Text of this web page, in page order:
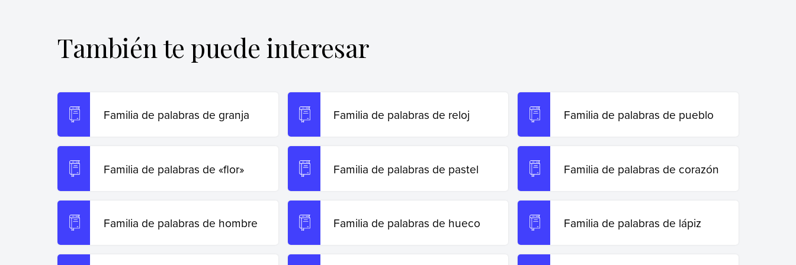
Copiar cita
También te puede interesar
Familia de palabras de granja Familia de palabras de reloj Familia de palabras de pueblo
Familia de palabras de «flor» Familia de palabras de pastel Familia de palabras de corazón
Familia de palabras de hombre Familia de palabras de hueco Familia de palabras de lápiz